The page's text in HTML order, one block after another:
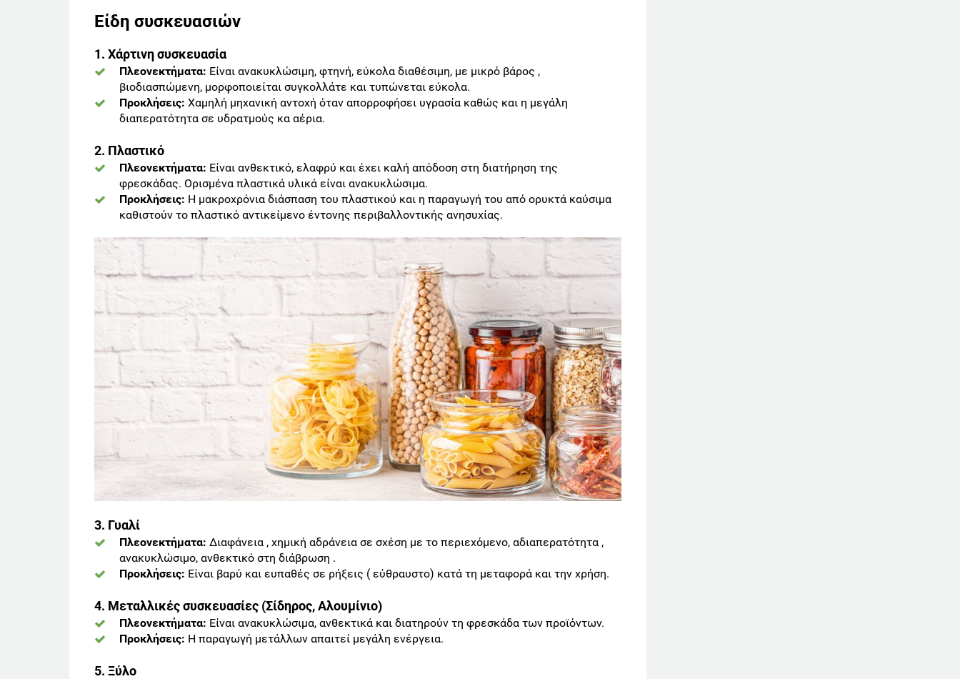
Είδη συσκευασιών
1. Χάρτινη συσκευασία
Πλεονεκτήματα: Είναι ανακυκλώσιμη, φτηνή, εύκολα διαθέσιμη, με μικρό βάρος ,
βιοδιασπώμενη, μορφοποιείται συγκολλάτε και τυπώνεται εύκολα.
Προκλήσεις: Χαμηλή μηχανική αντοχή όταν απορροφήσει υγρασία καθώς και η μεγάλη
διαπερατότητα σε υδρατμούς κα αέρια.
2. Πλαστικό
Πλεονεκτήματα: Είναι ανθεκτικό, ελαφρύ και έχει καλή απόδοση στη διατήρηση της
φρεσκάδας. Ορισμένα πλαστικά υλικά είναι ανακυκλώσιμα.
Προκλήσεις: Η μακροχρόνια διάσπαση του πλαστικού και η παραγωγή του από ορυκτά καύσιμα
καθιστούν το πλαστικό αντικείμενο έντονης περιβαλλοντικής ανησυχίας.
3. Γυαλί
Πλεονεκτήματα: Διαφάνεια , χημική αδράνεια σε σχέση με το περιεχόμενο, αδιαπερατότητα ,
ανακυκλώσιμο, ανθεκτικό στη διάβρωση .
Προκλήσεις: Είναι βαρύ και ευπαθές σε ρήξεις ( εύθραυστο) κατά τη μεταφορά και την χρήση.
4. Μεταλλικές συσκευασίες (Σίδηρος, Αλουμίνιο)
Πλεονεκτήματα: Είναι ανακυκλώσιμα, ανθεκτικά και διατηρούν τη φρεσκάδα των προϊόντων.
Προκλήσεις: Η παραγωγή μετάλλων απαιτεί μεγάλη ενέργεια.
5. Ξύλο